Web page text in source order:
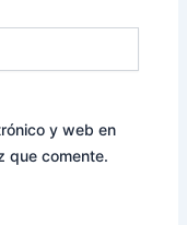
y web en
que comente.